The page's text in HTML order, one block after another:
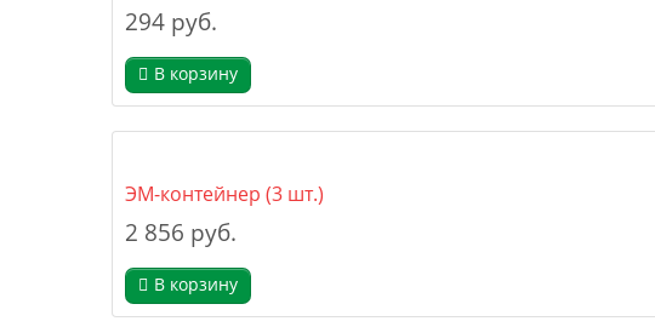
294 руб.
В корзину
ЭМ-контейнер (3 шт.)
2 856 руб.
В корзину